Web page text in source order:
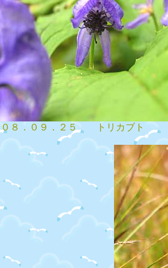
８．０９．２５ トリカブト